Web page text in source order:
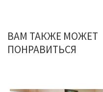
ВАМ ТАКЖЕ МОЖЕТ
ПОНРАВИТЬСЯ